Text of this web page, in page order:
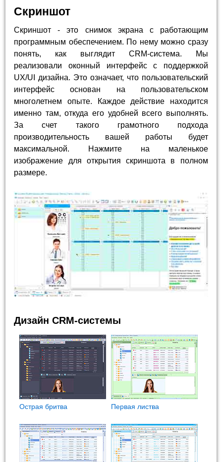
Скриншот
Скриншот - это снимок экрана с работающим
программным обеспечением. По нему можно сразу
понять, как выглядит CRM-система. Мы
реализовали оконный интерфейс с поддержкой
UX/UI дизайна. Это означает, что пользовательский
интерфейс основан на пользовательском
многолетнем опыте. Каждое действие находится
именно там, откуда его удобней всего выполнять.
За счет такого грамотного подхода
производительность вашей работы будет
максимальной. Нажмите на маленькое
изображение для открытия скриншота в полном
размере.
Дизайн CRM-системы
Острая бритва Первая листва